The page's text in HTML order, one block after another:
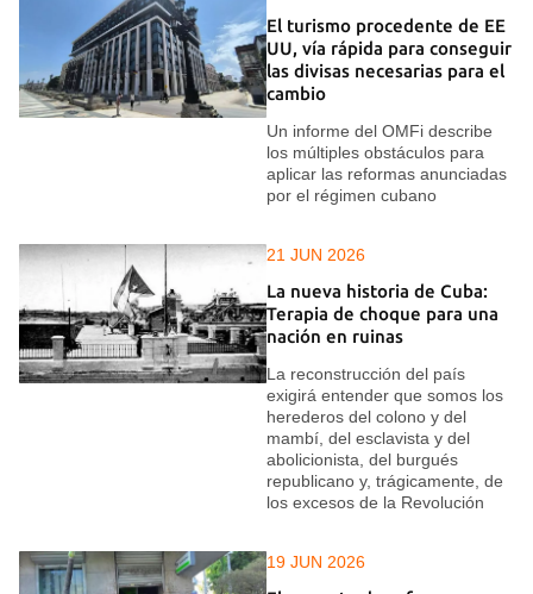
El turismo procedente de EE
UU, vía rápida para conseguir
las divisas necesarias para el
cambio
Un informe del OMFi describe
los múltiples obstáculos para
aplicar las reformas anunciadas
por el régimen cubano
21 JUN 2026
La nueva historia de Cuba:
Terapia de choque para una
nación en ruinas
La reconstrucción del país
exigirá entender que somos los
herederos del colono y del
mambí, del esclavista y del
abolicionista, del burgués
republicano y, trágicamente, de
los excesos de la Revolución
19 JUN 2026